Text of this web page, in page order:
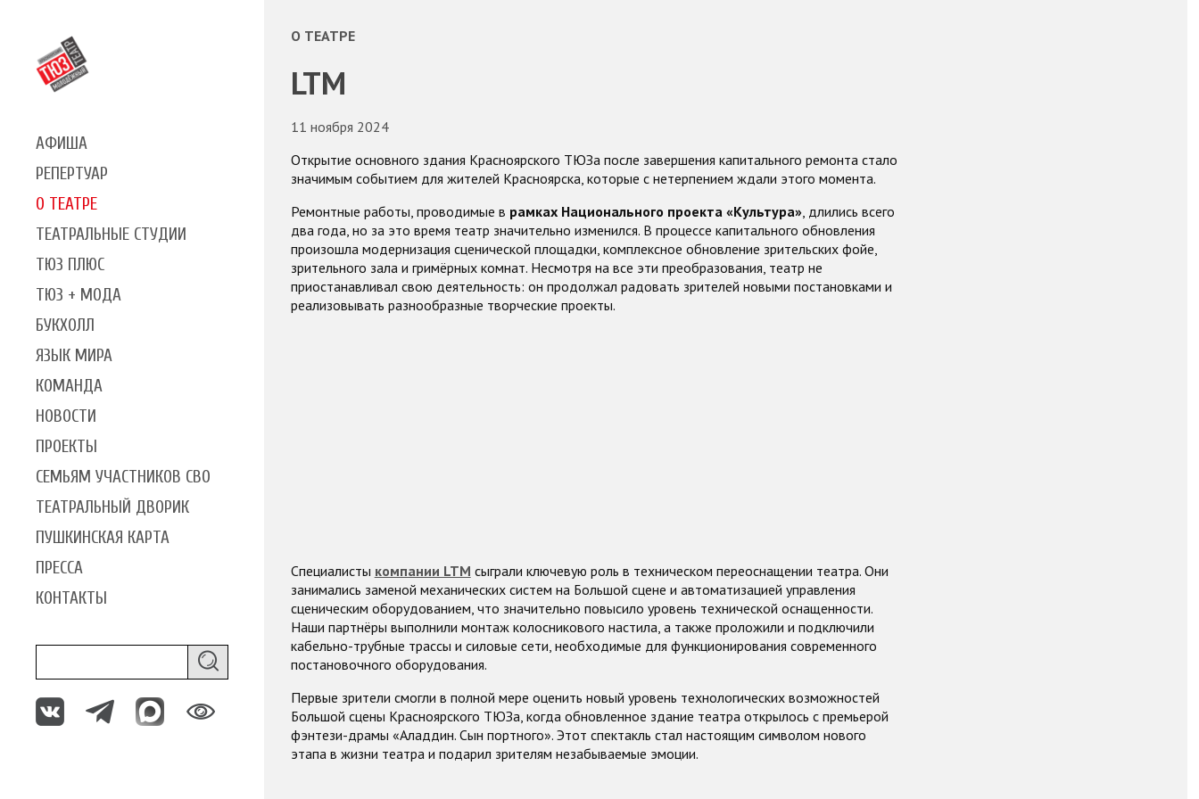
АФИША
РЕПЕРТУАР
О ТЕАТРЕ
ТЕАТРАЛЬНЫЕ СТУДИИ
ТЮЗ ПЛЮС
ТЮЗ + МОДА
БУКХОЛЛ
ЯЗЫК МИРА
КОМАНДА
НОВОСТИ
ПРОЕКТЫ
СЕМЬЯМ УЧАСТНИКОВ СВО
ТЕАТРАЛЬНЫЙ ДВОРИК
ПУШКИНСКАЯ КАРТА
ПРЕССА
КОНТАКТЫ
О ТЕАТРЕ
LTM
11 ноября 2024
Открытие основного здания Красноярского ТЮЗа после завершения капитального ремонта стало
значимым событием для жителей Красноярска, которые с нетерпением ждали этого момента.
Ремонтные работы, проводимые в рамках Национального проекта «Культура», длились всего
два года, но за это время театр значительно изменился. В процессе капитального обновления
произошла модернизация сценической площадки, комплексное обновление зрительских фойе,
зрительного зала и гримёрных комнат. Несмотря на все эти преобразования, театр не
приостанавливал свою деятельность: он продолжал радовать зрителей новыми постановками и
реализовывать разнообразные творческие проекты.
Специалисты компании LTM сыграли ключевую роль в техническом переоснащении театра. Они
занимались заменой механических систем на Большой сцене и автоматизацией управления
сценическим оборудованием, что значительно повысило уровень технической оснащенности.
Наши партнёры выполнили монтаж колосникового настила, а также проложили и подключили
кабельно-трубные трассы и силовые сети, необходимые для функционирования современного
постановочного оборудования.
Первые зрители смогли в полной мере оценить новый уровень технологических возможностей
Большой сцены Красноярского ТЮЗа, когда обновленное здание театра открылось с премьерой
фэнтези-драмы «Аладдин. Сын портного». Этот спектакль стал настоящим символом нового
этапа в жизни театра и подарил зрителям незабываемые эмоции.